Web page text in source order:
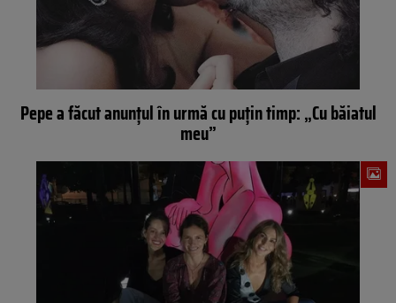
Pepe a făcut anunțul în urmă cu puțin timp: „Cu băiatul
meu”